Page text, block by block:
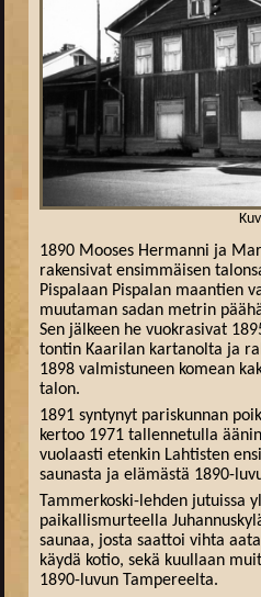
1890 Mooses Hermanni ja
rakensivat ensimmäisen
Pispalaan Pispalan maantien
muutaman sadan metrin
Sen jälkeen he vuokrasivat
tontin Kaarilan kartanolta ja
1898 valmistuneen komean
talon.
1891 syntynyt pariskunnan
kertoo 1971 tallennetulla
vuolaasti etenkin Lahtisten
saunasta ja elämästä 1890-
Tammerkoski-lehden jutuissa
paikallismurteella
saunaa, josta saattoi vihta
käydä kotio, sekä kuullaan
1890-luvun Tampereelta.